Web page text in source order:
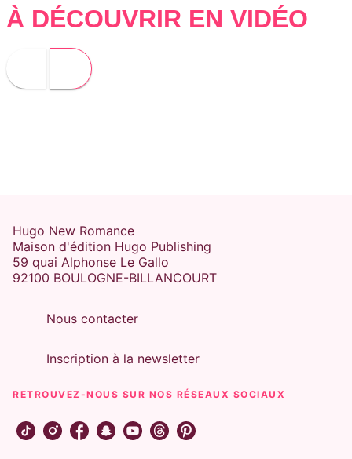
À DÉCOUVRIR EN VIDÉO
Hugo New Romance
Maison d'édition Hugo Publishing
59 quai Alphonse Le Gallo
92100 BOULOGNE-BILLANCOURT
Nous contacter
Inscription à la newsletter
RETROUVEZ-NOUS SUR NOS RÉSEAUX SOCIAUX